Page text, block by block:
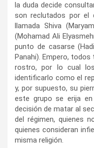
la duda decide
son reclutados por el
llamada Shiva (Maryam
(Mohamad Ali
punto de casarse
Panahi). Empero, todos
rostro, por lo cual
identificarlo como el
y, por supuesto, su
este grupo se erija
decisión de matar al
del régimen, quienes
quienes consideran
misma religión.